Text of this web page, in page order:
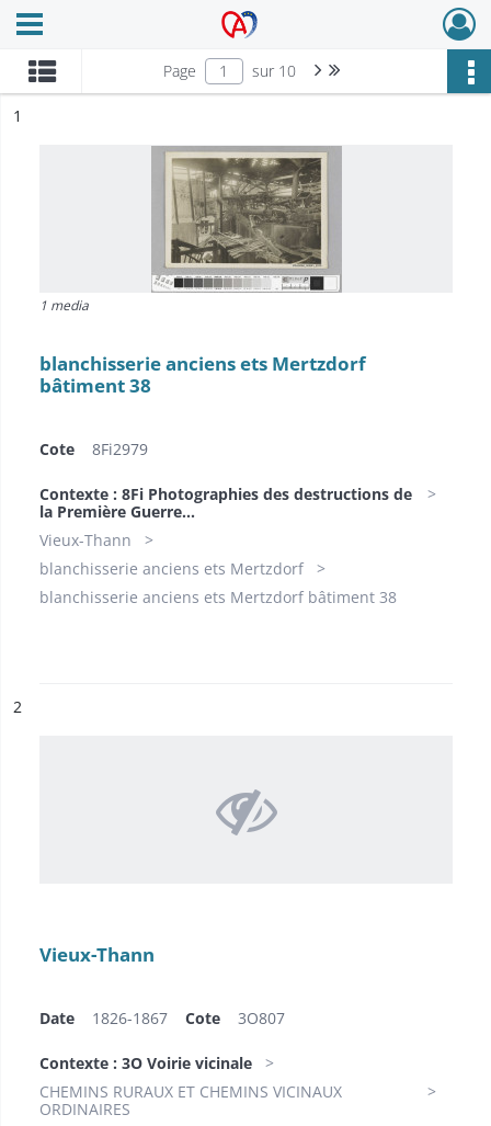
Archives Alsace - Colmar
Ouvrir le menu déroulant
Page sur 10 Page suivante : 1/10
n°
1
1 media
blanchisserie anciens ets Mertzdorf
bâtiment 38
Cote 8Fi2979
Contexte : 8Fi Photographies des destructions de
la Première Guerre...
Vieux-Thann
blanchisserie anciens ets Mertzdorf
blanchisserie anciens ets Mertzdorf bâtiment 38
n°
2
Vieux-Thann
Date 1826-1867 Cote 3O807
Contexte : 3O Voirie vicinale
CHEMINS RURAUX ET CHEMINS VICINAUX
ORDINAIRES